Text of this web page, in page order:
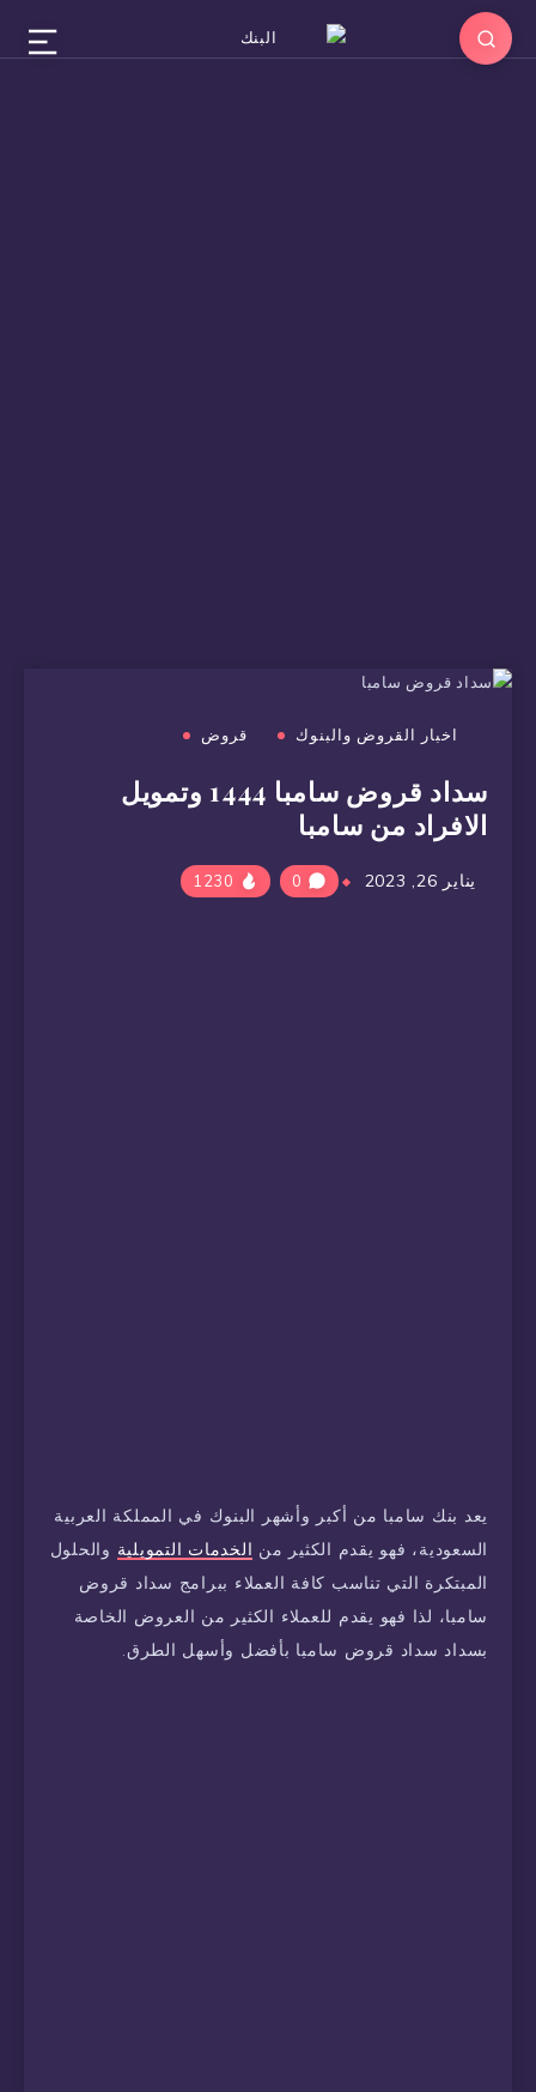
اخبار القروض والبنوك قروض
سداد قروض سامبا 1444 وتمويل
الافراد من سامبا
يناير 26, 2023 0
يعد بنك سامبا من أكبر وأشهر البنوك في المملكة العربية
السعودية، فهو يقدم الكثير من الخدمات التمويلية والحلول
المبتكرة التي تناسب كافة العملاء ببرامج سداد قروض
سامبا، لذا فهو يقدم للعملاء الكثير من العروض الخاصة
بسداد سداد قروض سامبا بأفضل وأسهل الطرق.